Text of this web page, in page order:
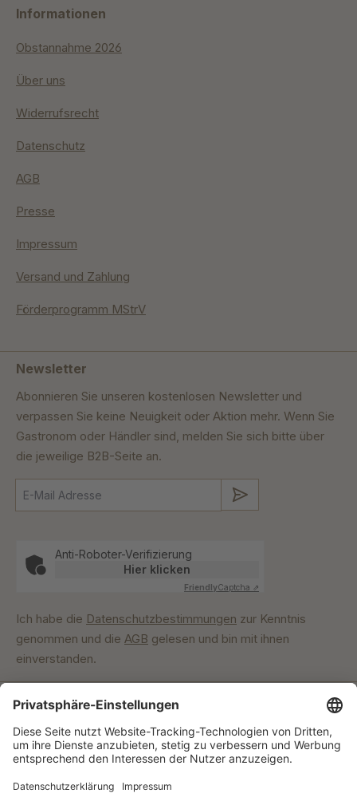
Informationen
Obstannahme 2026
Über uns
Widerrufsrecht
Datenschutz
AGB
Presse
Impressum
Versand und Zahlung
Förderprogramm MStrV
Newsletter
Abonnieren Sie unseren kostenlosen Newsletter und
verpassen Sie keine Neuigkeit oder Aktion mehr. Wenn Sie
Gastronom oder Händler sind, melden Sie sich bitte über
die jeweilige B2B-Seite an.
Anti-Roboter-Verifizierung
Hier klicken
FriendlyCaptcha ⇗
Ich habe die Datenschutzbestimmungen zur Kenntnis
genommen und die AGB gelesen und bin mit ihnen
einverstanden.